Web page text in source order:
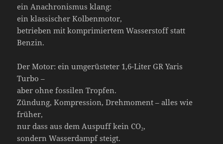
ein Anachronismus klang:
ein klassischer Kolbenmotor,
betrieben mit komprimiertem Wasserstoff statt
Benzin.
Der Motor: ein umgerüsteter 1,6-Liter GR Yaris
Turbo –
aber ohne fossilen Tropfen.
Zündung, Kompression, Drehmoment – alles wie
früher,
nur dass aus dem Auspuff kein CO₂,
sondern Wasserdampf steigt.